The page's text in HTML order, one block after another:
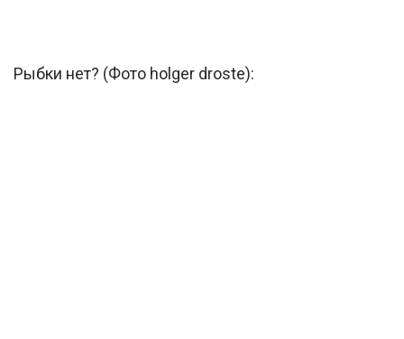
Рыбки нет? (Фото holger droste):